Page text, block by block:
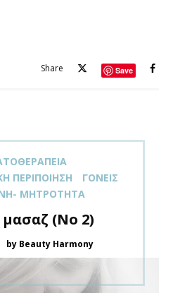
Share Save
ΠΕΡΙΠΟΊΗΣΗ
ΓΟΝΕΊΣ
ΜΗΤΡΌΤΗΤΑ
μασαζ (Νο 2)
by Beauty Harmony